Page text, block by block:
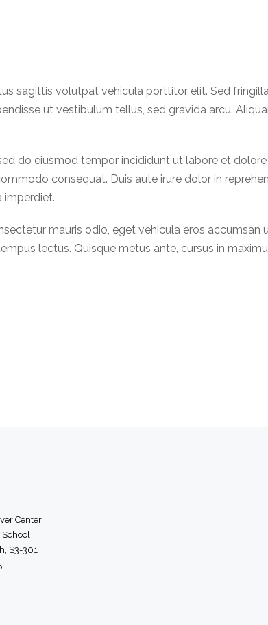
sagittis volutpat vehicula porttitor elit. Sed
ut vestibulum tellus, sed gravida arcu.
do eiusmod tempor incididunt ut labore et
consequat. Duis aute irure dolor in
imperdiet.
mauris odio, eget vehicula eros
lectus. Quisque metus ante, cursus in
Center
School
S3-301